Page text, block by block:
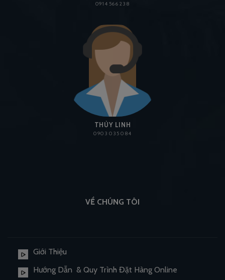
0914 566 238
THÙY LINH
0903 035 084
VỀ CHÚNG TÔI
Giới Thiệu
Hướng Dẫn & Quy Trình Đặt Hàng Online